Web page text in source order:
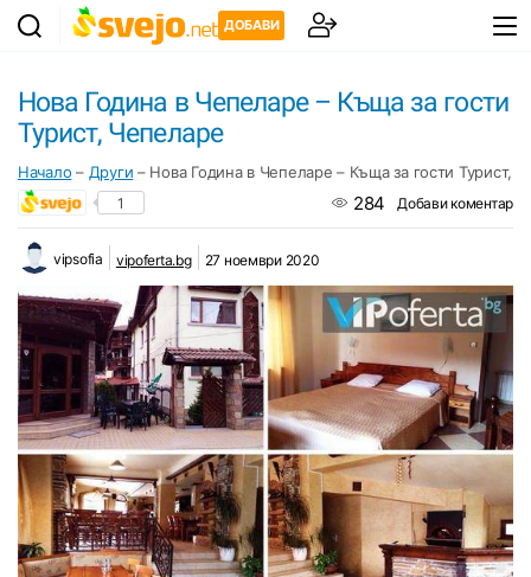
ДОБАВИ
Нова Година в Чепеларе – Къща за гости
Турист, Чепеларе
Начало – Други – Нова Година в Чепеларе – Къща за гости Турист,
1 284 Добави коментар
vipsofia vipoferta.bg 27 ноември 2020